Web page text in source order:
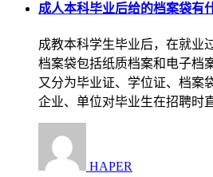
成人本科毕业后给的档案袋有
成教本科学生毕业后，在就业
档案袋包括纸质档案和电子档
又分为毕业证、学位证、档案
企业、单位对毕业生在招聘时
HAPER